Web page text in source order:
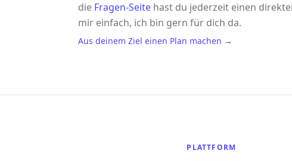
die Fragen-Seite hast du jederzeit einen
mir einfach, ich bin gern für dich da.
Aus deinem Ziel einen Plan machen →
PLATTFORM